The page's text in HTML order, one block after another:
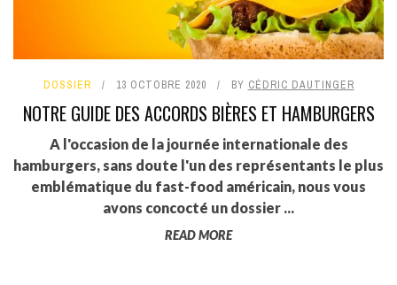
DOSSIER 13 OCTOBRE 2020 BY CÉDRIC DAUTINGER
NOTRE GUIDE DES ACCORDS BIÈRES ET HAMBURGERS
A l'occasion de la journée internationale des
hamburgers, sans doute l'un des représentants le plus
emblématique du fast-food américain, nous vous
avons concocté un dossier ...
READ MORE